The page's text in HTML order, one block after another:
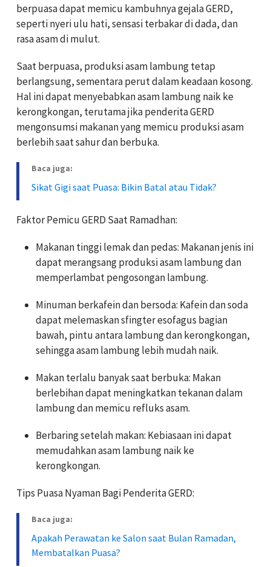
berpuasa dapat memicu kambuhnya gejala GERD,
seperti nyeri ulu hati, sensasi terbakar di dada, dan
rasa asam di mulut.
Saat berpuasa, produksi asam lambung tetap
berlangsung, sementara perut dalam keadaan kosong.
Hal ini dapat menyebabkan asam lambung naik ke
kerongkongan, terutama jika penderita GERD
mengonsumsi makanan yang memicu produksi asam
berlebih saat sahur dan berbuka.
Baca juga:
Sikat Gigi saat Puasa: Bikin Batal atau Tidak?
Faktor Pemicu GERD Saat Ramadhan:
Makanan tinggi lemak dan pedas: Makanan jenis ini
dapat merangsang produksi asam lambung dan
memperlambat pengosongan lambung.
Minuman berkafein dan bersoda: Kafein dan soda
dapat melemaskan sfingter esofagus bagian
bawah, pintu antara lambung dan kerongkongan,
sehingga asam lambung lebih mudah naik.
Makan terlalu banyak saat berbuka: Makan
berlebihan dapat meningkatkan tekanan dalam
lambung dan memicu refluks asam.
Berbaring setelah makan: Kebiasaan ini dapat
memudahkan asam lambung naik ke
kerongkongan.
Tips Puasa Nyaman Bagi Penderita GERD:
Baca juga:
Apakah Perawatan ke Salon saat Bulan Ramadan,
Membatalkan Puasa?